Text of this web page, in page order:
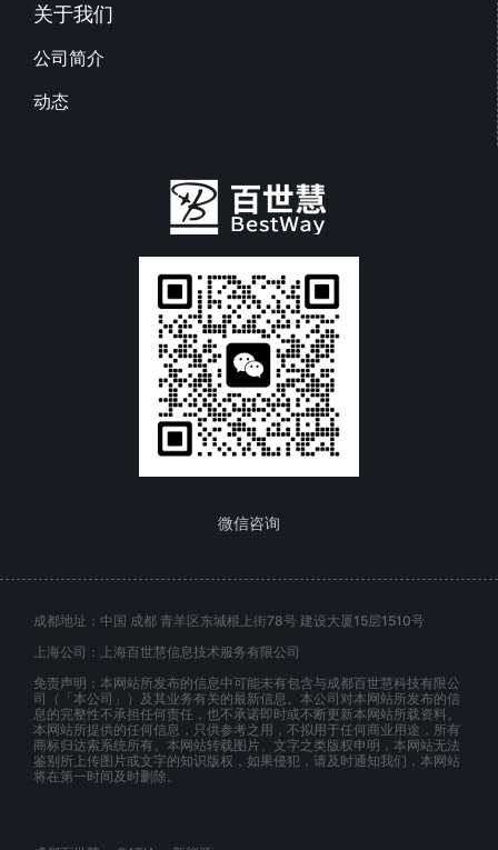
关于我们
公司简介
动态
微信咨询
成都地址：中国 成都 青羊区东城根上街78号 建设大厦15层1510号
上海公司：上海百世慧信息技术服务有限公司
免责声明：本网站所发布的信息中可能未有包含与成都百世慧科技有限公
司（「本公司」）及其业务有关的最新信息。本公司对本网站所发布的信
息的完整性不承担任何责任，也不承诺即时或不断更新本网站所载资料。
本网站所提供的任何信息，只供参考之用，不拟用于任何商业用途，所有
商标归达索系统所有。本网站转载图片、文字之类版权申明，本网站无法
鉴别所上传图片或文字的知识版权，如果侵犯，请及时通知我们，本网站
将在第一时间及时删除。